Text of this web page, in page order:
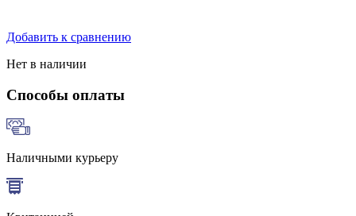
Добавить к сравнению
Нет в наличии
Способы оплаты
Наличными курьеру